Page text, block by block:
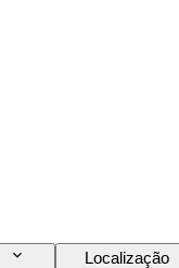
Localização